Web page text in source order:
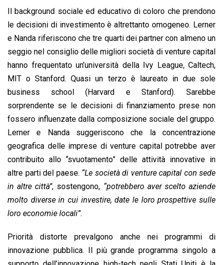
Il background sociale ed educativo di coloro che prendono
le decisioni di investimento è altrettanto omogeneo. Lerner
e Nanda riferiscono che tre quarti dei partner con almeno un
seggio nel consiglio delle migliori società di venture capital
hanno frequentato un’università della Ivy League, Caltech,
MIT o Stanford. Quasi un terzo è laureato in due sole
business school (Harvard e Stanford). Sarebbe
sorprendente se le decisioni di finanziamento prese non
fossero influenzate dalla composizione sociale del gruppo.
Lerner e Nanda suggeriscono che la concentrazione
geografica delle imprese di venture capital potrebbe aver
contribuito allo “svuotamento” delle attività innovative in
altre parti del paese. “Le società di venture capital con sede
in altre città”, sostengono, “potrebbero aver scelto aziende
molto diverse in cui investire, date le loro prospettive sulle
loro economie locali”.
Priorità distorte prevalgono anche nei programmi di
innovazione pubblica. Il più grande programma singolo a